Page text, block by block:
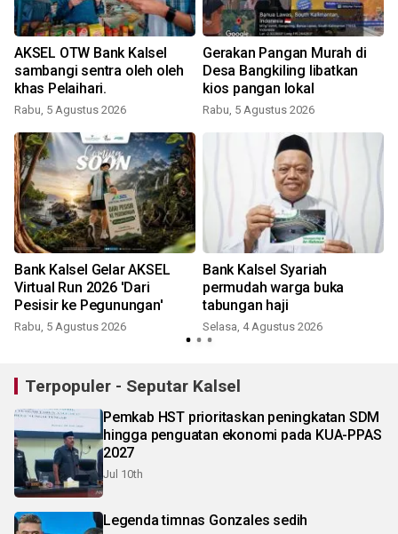
AKSEL OTW Bank Kalsel
sambangi sentra oleh oleh
khas Pelaihari.
Rabu, 5 Agustus 2026
Gerakan Pangan Murah di
Desa Bangkiling libatkan
kios pangan lokal
Rabu, 5 Agustus 2026
Bank Kalsel Gelar AKSEL
Virtual Run 2026 'Dari
Pesisir ke Pegunungan'
Rabu, 5 Agustus 2026
Bank Kalsel Syariah
permudah warga buka
tabungan haji
Selasa, 4 Agustus 2026
Terpopuler - Seputar Kalsel
Pemkab HST prioritaskan peningkatan SDM
hingga penguatan ekonomi pada KUA-PPAS
2027
Jul 10th
Legenda timnas Gonzales sedih